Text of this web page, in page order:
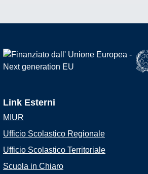
Link Esterni
MIUR
Ufficio Scolastico Regionale
Ufficio Scolastico Territoriale
Scuola in Chiaro